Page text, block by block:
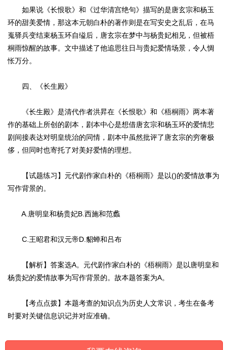
如果说《长恨歌》和《过华清宫绝句》描写的是唐玄宗和杨玉
环的甜美爱情，那这本元朝白朴的著作则是在写安史之乱后，在马
嵬驿兵变结束杨玉环自缢后，唐玄宗在梦中与杨贵妃相见，但被梧
桐雨惊醒的故事。文中描述了他追思往日与贵妃爱情场景，令人惆
怅万分。
四、《长生殿》
《长生殿》是清代作者洪昇在《长恨歌》和《梧桐雨》两本著
作的基础上所创的剧本，剧本中心是想借唐玄宗和杨玉环的爱情悲
剧间接表达对明皇统治的同情，剧本中虽然批评了唐玄宗的穷奢极
侈，但同时也寄托了对美好爱情的理想。
【试题练习】元代剧作家白朴的《梧桐雨》是以()的爱情故事为
写作背景的。
A.唐明皇和杨贵妃B.西施和范蠡
C.王昭君和汉元帝D.貂蝉和吕布
【解析】答案选A。元代剧作家白朴的《梧桐雨》是以唐明皇和
杨贵妃的爱情故事为写作背景的。故本题答案为A。
【考点点拨】本题考查的知识点为历史人文常识，考生在备考
时要对关键信息识记并对应准确。